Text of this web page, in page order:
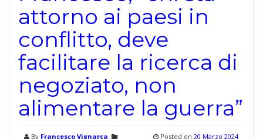
attorno ai paesi in
conflitto, deve
facilitare la ricerca di
negoziato, non
alimentare la guerra”
By Francesco Vignarca
Posted on 20 Marzo 2024